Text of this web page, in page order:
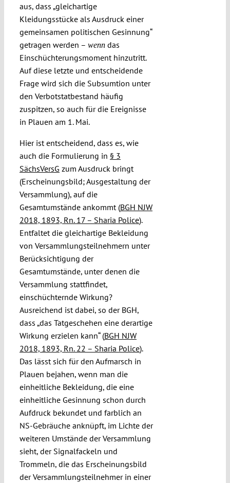
aus, dass „gleichartige
Kleidungsstücke als Ausdruck einer
gemeinsamen politischen Gesinnung“
getragen werden – wenndas
Einschüchterungsmoment hinzutritt.
Auf diese letzte und entscheidende
Frage wird sich die Subsumtion unter
den Verbotstatbestand häufig
zuspitzen, so auch für die Ereignisse
in Plauen am 1. Mai.
Hier ist entscheidend, dass es, wie
auch die Formulierung in § 3
SächsVersG zum Ausdruck bringt
(Erscheinungsbild; Ausgestaltung der
Versammlung), auf die
Gesamtumstände ankommt (BGH NJW
2018, 1893, Rn. 17 – Sharia Police).
Entfaltet die gleichartige Bekleidung
von Versammlungsteilnehmern unter
Berücksichtigung der
Gesamtumstände, unter denen die
Versammlung stattfindet,
einschüchternde Wirkung?
Ausreichend ist dabei, so der BGH,
dass „das Tatgeschehen eine derartige
Wirkung erzielen kann“ (BGH NJW
2018, 1893, Rn. 22 – Sharia Police).
Das lässt sich für den Aufmarsch in
Plauen bejahen, wenn man die
einheitliche Bekleidung, die eine
einheitliche Gesinnung schon durch
Aufdruck bekundet und farblich an
NS-Gebräuche anknüpft, im Lichte der
weiteren Umstände der Versammlung
sieht, der Signalfackeln und
Trommeln, die das Erscheinungsbild
der Versammlungsteilnehmer in einer